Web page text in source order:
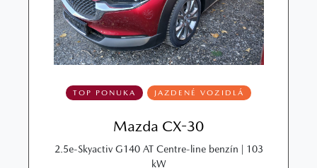
TOP PONUKA JAZDENÉ VOZIDLÁ
Mazda CX-30
2.5e-Skyactiv G140 AT Centre-line benzín | 103
kW